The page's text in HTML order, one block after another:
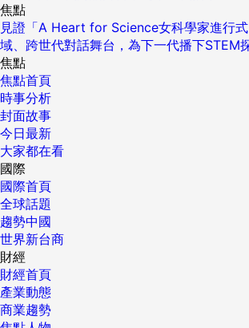
焦點
見證「A Heart for Science女科學家進行
域、跨世代對話舞台，為下一代播下STEM
焦點
焦點首頁
時事分析
封面故事
今日最新
大家都在看
國際
國際首頁
全球話題
趨勢中國
世界新台商
財經
財經首頁
產業動態
商業趨勢